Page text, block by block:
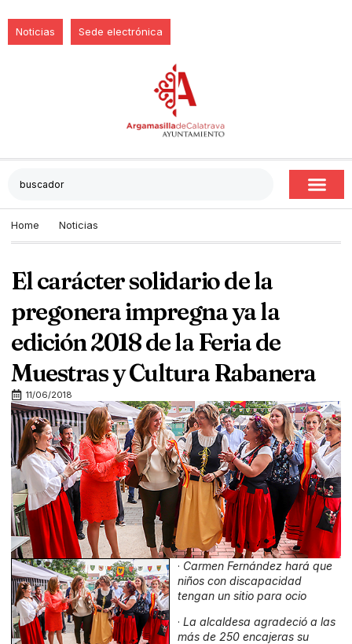
Noticias Sede electrónica
Home Noticias
El carácter solidario de la
pregonera impregna ya la
edición 2018 de la Feria de
Muestras y Cultura Rabanera
11/06/2018
· Carmen Fernández hará que
niños con discapacidad
tengan un sitio para ocio
· La alcaldesa agradeció a las
más de 250 encajeras su